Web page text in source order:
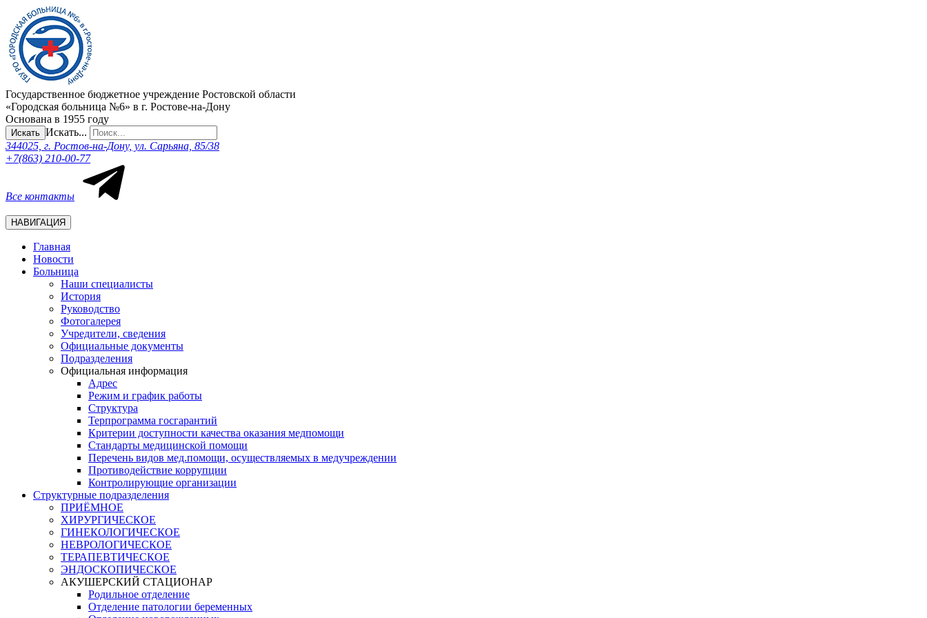
Государственное бюджетное учреждение Ростовской области
«Городская больница №6» в г. Ростове-на-Дону
Основана в 1955 году
Искать Искать...
344025, г. Ростов-на-Дону, ул. Сарьяна, 85/38
+7(863) 210-00-77
Все контакты
НАВИГАЦИЯ
Главная
Новости
Больница
Наши специалисты
История
Руководство
Фотогалерея
Учредители, сведения
Официальные документы
Подразделения
Официальная информация
Адрес
Режим и график работы
Структура
Терпрограмма госгарантий
Критерии доступности качества оказания медпомощи
​Стандарты медицинской помощи
Перечень видов мед.помощи, осуществляемых в медучреждении
Противодействие коррупции
Контролирующие организации
Структурные подразделения
ПРИЁМНОЕ
ХИРУРГИЧЕСКОЕ
ГИНЕКОЛОГИЧЕСКОЕ
НЕВРОЛОГИЧЕСКОЕ
ТЕРАПЕВТИЧЕСКОЕ
ЭНДОСКОПИЧЕСКОЕ
АКУШЕРСКИЙ СТАЦИОНАР
Родильное отделение
Отделение патологии беременных